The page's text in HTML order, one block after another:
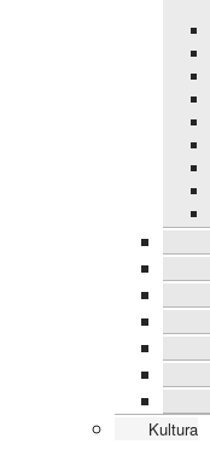
Kultura